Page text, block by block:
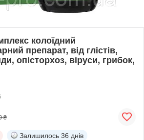
колоїдний
препарат, від глістів,
опісторхоз, віруси, грибок,
₴
Залишилось 36 днів